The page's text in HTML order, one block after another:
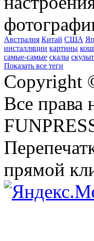
Австралия Китай США
инсталляции картины
самые-самые скалы
Показать все теги
Copyright
Все права
прямой